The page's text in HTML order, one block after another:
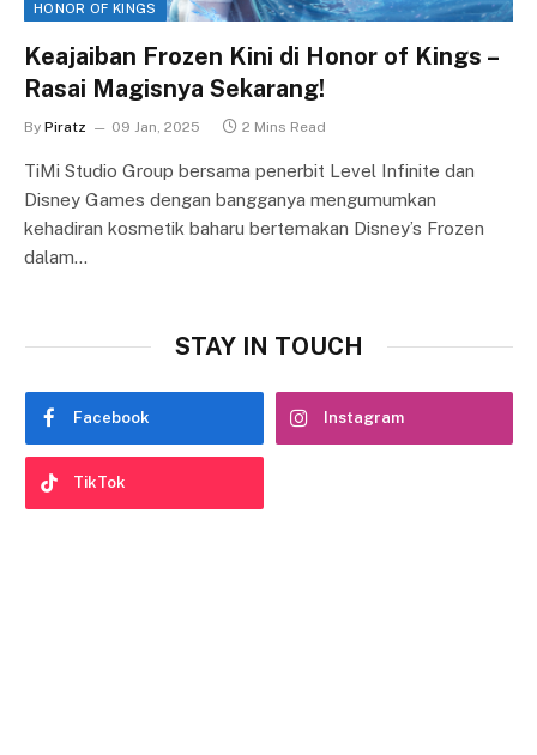
HONOR OF KINGS
Keajaiban Frozen Kini di Honor of Kings –
Rasai Magisnya Sekarang!
By Piratz 09 Jan, 2025 2 Mins Read
TiMi Studio Group bersama penerbit Level Infinite dan
Disney Games dengan bangganya mengumumkan
kehadiran kosmetik baharu bertemakan Disney’s Frozen
dalam…
STAY IN TOUCH
Facebook Instagram
TikTok